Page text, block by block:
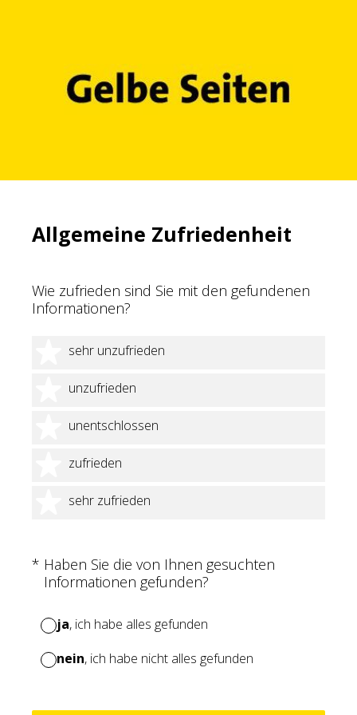
Allgemeine Zufriedenheit
Wie zufrieden sind Sie mit den gefundenen
Informationen?
sehr unzufrieden
1 Stern
unzufrieden
2 Sterne
unentschlossen
3 Sterne
zufrieden
4 Sterne
sehr zufrieden
5 Sterne
* Haben Sie die von Ihnen gesuchten
Informationen gefunden?
(Erforderlich.)
ja, ich habe alles gefunden
nein, ich habe nicht alles gefunden